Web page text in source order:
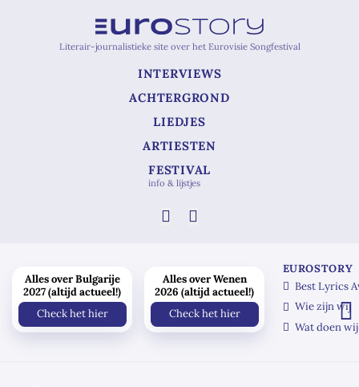
Literair-journalistieke site over het Eurovisie Songfestival
INTERVIEWS
ACHTERGROND
LIEDJES
ARTIESTEN
FESTIVAL
info & lijstjes
Alles over Bulgarije
2027 (altijd actueel!)
Check het hier
Alles over Wenen
2026 (altijd actueel!)
Check het hier
EUROSTORY
Best Lyrics
Wie zijn wij
Wat doen wij